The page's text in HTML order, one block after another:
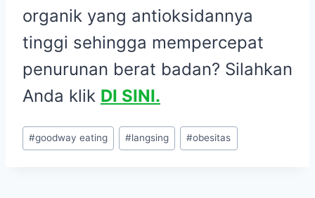
organik yang antioksidannya
tinggi sehingga mempercepat
penurunan berat badan? Silahkan
Anda klik DI SINI.
Post
Tags:
#goodway eating #langsing #obesitas